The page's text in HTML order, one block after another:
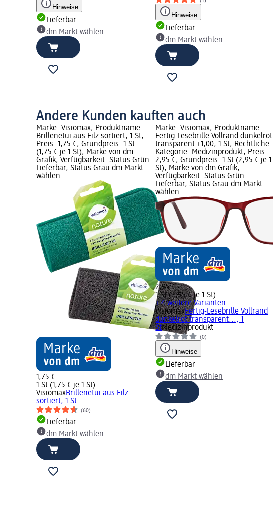
Hinweise
Lieferbar
dm Markt wählen
Hinweise
Lieferbar
dm Markt wählen
Andere Kunden kauften auch
Marke: Visiomax; Produktname:
Brillenetui aus Filz sortiert, 1 St;
Preis: 1,75 €; Grundpreis: 1 St
(1,75 € je 1 St); Marke von dm
Grafik; Verfügbarkeit: Status Grün
Lieferbar, Status Grau dm Markt
wählen
1,75 €
1 St (1,75 € je 1 St)
VisiomaxBrillenetui aus Filz
sortiert, 1 St
(60)
Lieferbar
dm Markt wählen
Marke: Visiomax; Produktname:
Fertig-Lesebrille Vollrand dunkelrot
transparent +1,00, 1 St; Rechtliche
Kategorie: Medizinprodukt; Preis:
2,95 €; Grundpreis: 1 St (2,95 € je 1
St); Marke von dm Grafik;
Verfügbarkeit: Status Grün
Lieferbar, Status Grau dm Markt
wählen
2,95 €
1 St (2,95 € je 1 St)
+ 4 weitere Varianten
VisiomaxFertig-Lesebrille Vollrand
dunkelrot transparent..., 1
StMedizinprodukt
(0)
Hinweise
Lieferbar
dm Markt wählen